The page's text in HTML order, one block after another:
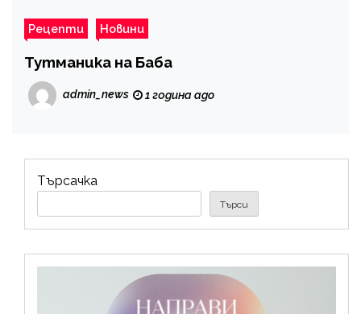
Рецепти Новини
Тутманика на Баба
admin_news 1 година ago
Търсачка
Търси